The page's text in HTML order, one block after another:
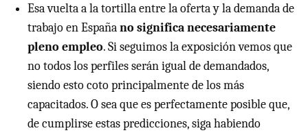
Esa vuelta a la tortilla entre la oferta y la demanda de
trabajo en Españano significa necesariamente
pleno empleo. Si seguimos la exposición vemos que
no todos los perfiles serán igual de demandados,
siendo esto coto principalmente de los más
capacitados. O sea que es perfectamente posible que,
de cumplirse estas predicciones, siga habiendo